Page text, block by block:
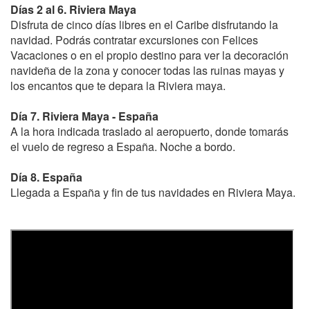
Días 2 al 6. Riviera Maya
Disfruta de cinco días libres en el Caribe disfrutando la
navidad. Podrás contratar excursiones con Felices
Vacaciones o en el propio destino para ver la decoración
navideña de la zona y conocer todas las ruinas mayas y
los encantos que te depara la Riviera maya.
Día 7. Riviera Maya - España
A la hora indicada traslado al aeropuerto, donde tomarás
el vuelo de regreso a España. Noche a bordo.
Día 8. España
Llegada a España y fin de tus navidades en Riviera Maya.